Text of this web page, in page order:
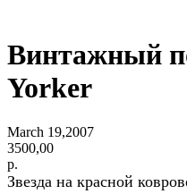
Винтажный
Yorker
March 19,2007
3500,00
р.
Звезда на красной